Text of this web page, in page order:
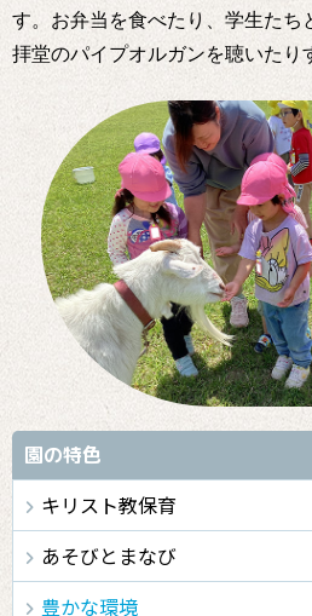
す。お弁当を食べたり、学生たち
拝堂のパイプオルガンを聴いたり
園の特色
キリスト教保育
あそびとまなび
豊かな環境